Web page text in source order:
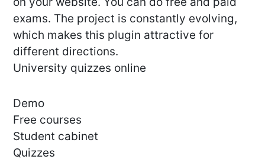
exams. The project is constantly evolving,
which makes this plugin attractive for
different directions.
University quizzes online
Demo
Free courses
Student cabinet
Quizzes